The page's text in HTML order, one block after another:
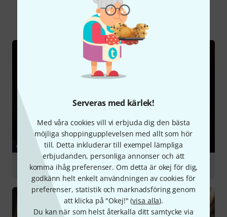
Serveras med kärlek!
Med våra cookies vill vi erbjuda dig den bästa
möjliga shoppingupplevelsen med allt som hör
till. Detta inkluderar till exempel lämpliga
erbjudanden, personliga annonser och att
komma ihåg preferenser. Om detta är okej för dig,
godkänn helt enkelt användningen av cookies för
preferenser, statistik och marknadsföring genom
att klicka på "Okej!" (visa alla).
Du kan när som helst återkalla ditt samtycke via
Alla Onlineguide
GUIDE
Acoustic Guitars